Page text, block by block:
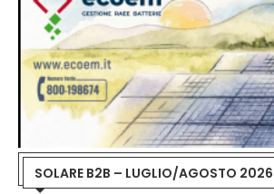
SOLARE B2B – LUGLIO/AGOSTO 2026